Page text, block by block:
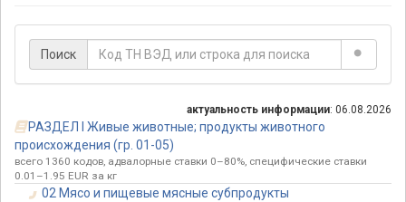
Поиск
актуальность информации: 06.08.2026
РАЗДЕЛ I Живые животные; продукты животного
происхождения (гр. 01-05)
всего 1360 кодов, адвалорные ставки 0–80%, специфические ставки
0.01–1.95 EUR за кг
02 Мясо и пищевые мясные субпродукты